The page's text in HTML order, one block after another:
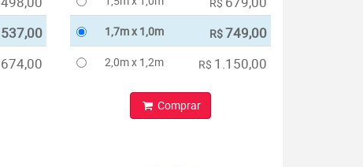
537,00
674,00
1,7m x 1,0m R$749,00
2,0m x 1,2m R$ 1.150,00
Comprar